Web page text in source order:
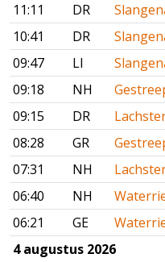
11:11
DR
10:41
DR
09:47
LI
09:18
NH
09:15
DR
08:28
GR
07:31
NH
06:40
NH
06:21
GE
4 augustus 2026